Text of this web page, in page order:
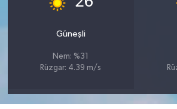
Güneşli
Nem: %31
Rüzgar: 4.39 m/s